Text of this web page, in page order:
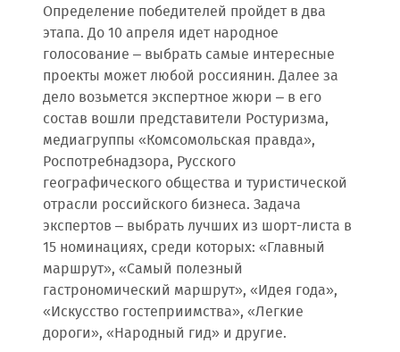
Определение победителей пройдет в два
этапа. До 10 апреля идет народное
голосование – выбрать самые интересные
проекты может любой россиянин. Далее за
дело возьмется экспертное жюри – в его
состав вошли представители Ростуризма,
медиагруппы «Комсомольская правда»,
Роспотребнадзора, Русского
географического общества и туристической
отрасли российского бизнеса. Задача
экспертов – выбрать лучших из шорт-листа в
15 номинациях, среди которых: «Главный
маршрут», «Самый полезный
гастрономический маршрут», «Идея года»,
«Искусство гостеприимства», «Легкие
дороги», «Народный гид» и другие.